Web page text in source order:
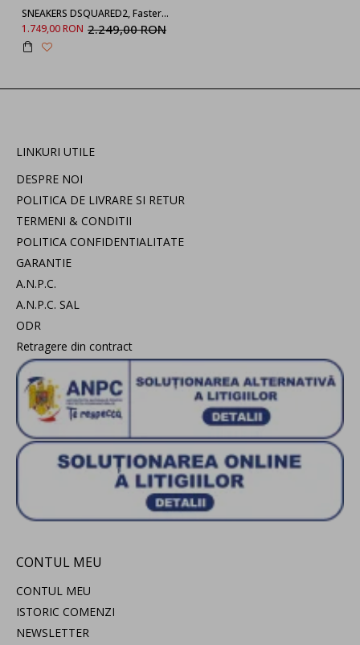
SNEAKERS DSQUARED2, Faster Sneakers, Beige
1.749,00 RON 2.249,00 RON
LINKURI UTILE
DESPRE NOI
POLITICA DE LIVRARE SI RETUR
TERMENI & CONDITII
POLITICA CONFIDENTIALITATE
GARANTIE
A.N.P.C.
A.N.P.C. SAL
ODR
Retragere din contract
CONTUL MEU
CONTUL MEU
ISTORIC COMENZI
NEWSLETTER